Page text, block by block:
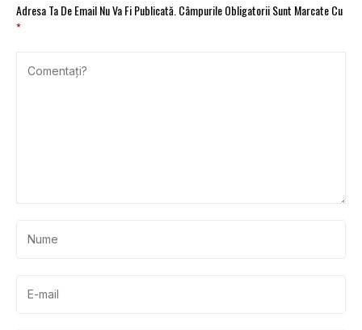
Adresa Ta De Email Nu Va Fi Publicată. Câmpurile Obligatorii Sunt Marcate Cu
*